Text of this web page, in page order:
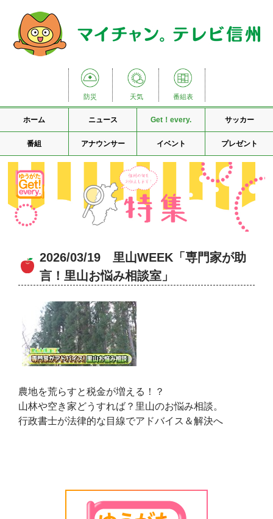
防災 天気 番組表
ホーム ニュース Get！every. サッカー
番組 アナウンサー イベント プレゼント
2026/03/19 里山WEEK「専門家が助
言！里山お悩み相談室」
農地を荒らすと税金が増える！？
山林や空き家どうすれば？里山のお悩み相談。
行政書士が法律的な目線でアドバイス＆解決へ